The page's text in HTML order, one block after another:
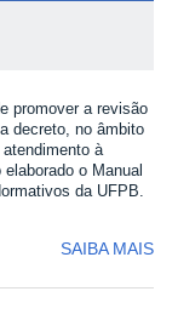
promover a revisão
decreto, no âmbito
à
o Manual
da UFPB.
SAIBA MAIS